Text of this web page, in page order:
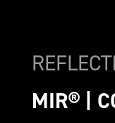
MIR® |